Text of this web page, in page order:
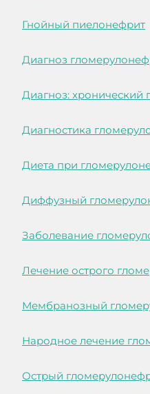
Гнойный пиелонефрит
Диагноз
Диагноз: хронический
Диагностика
Диета при
Диффузный
Заболевание
Лечение острого
Мембранозный
Народное лечение
Острый